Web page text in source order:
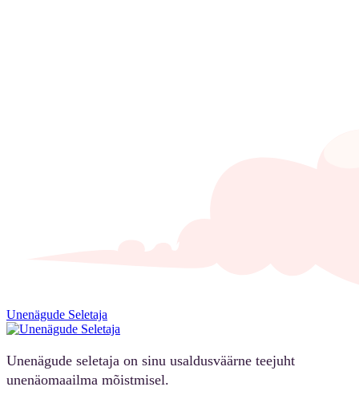
Unenägude Seletaja
Unenägude seletaja on sinu usaldusväärne teejuht
unenäomaailma mõistmisel.